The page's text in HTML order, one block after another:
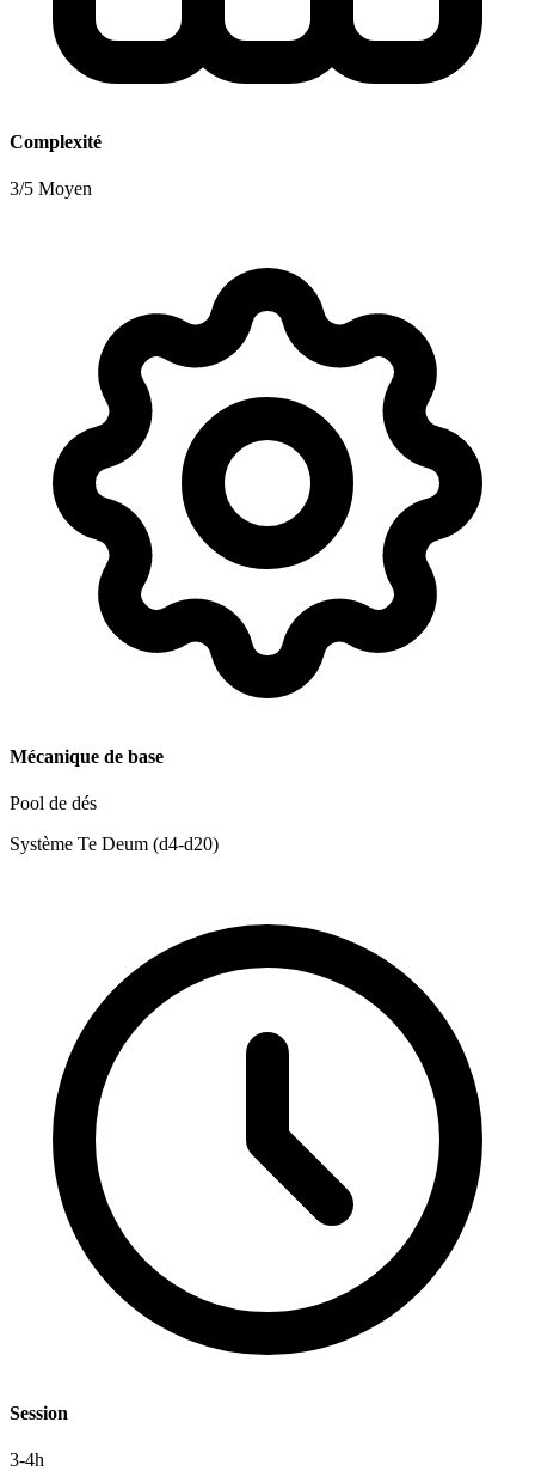
Complexité
3/5 Moyen
Mécanique de base
Pool de dés
Système Te Deum (d4-d20)
Session
3-4h